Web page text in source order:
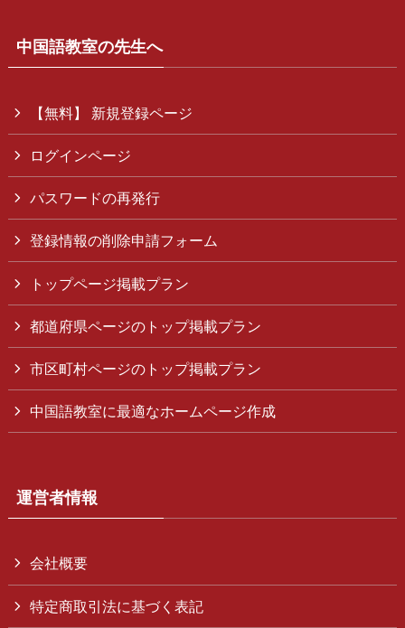
中国語教室の先生へ
【無料】 新規登録ページ
ログインページ
パスワードの再発行
登録情報の削除申請フォーム
トップページ掲載プラン
都道府県ページのトップ掲載プラン
市区町村ページのトップ掲載プラン
中国語教室に最適なホームページ作成
運営者情報
会社概要
特定商取引法に基づく表記